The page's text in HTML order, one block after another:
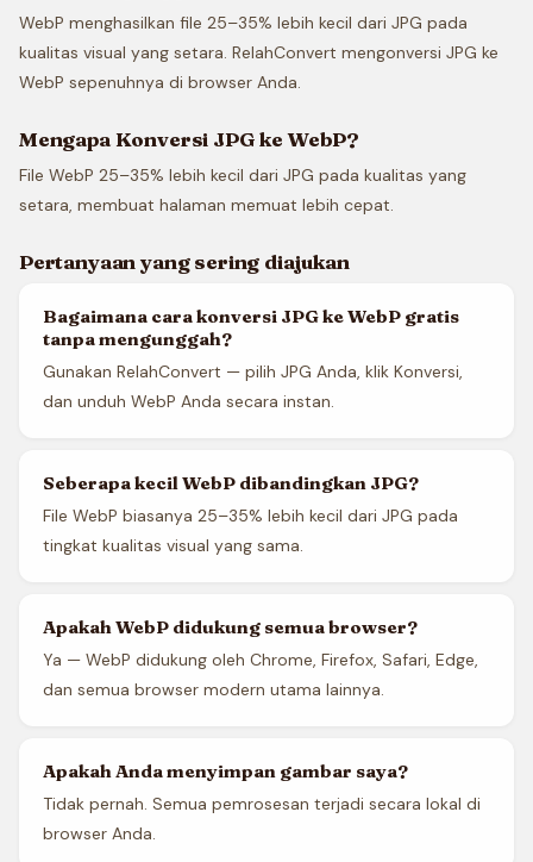
WebP menghasilkan file 25–35% lebih kecil dari JPG pada
kualitas visual yang setara. RelahConvert mengonversi JPG ke
WebP sepenuhnya di browser Anda.
Mengapa Konversi JPG ke WebP?
File WebP 25–35% lebih kecil dari JPG pada kualitas yang
setara, membuat halaman memuat lebih cepat.
Pertanyaan yang sering diajukan
Bagaimana cara konversi JPG ke WebP gratis
tanpa mengunggah?
Gunakan RelahConvert — pilih JPG Anda, klik Konversi,
dan unduh WebP Anda secara instan.
Seberapa kecil WebP dibandingkan JPG?
File WebP biasanya 25–35% lebih kecil dari JPG pada
tingkat kualitas visual yang sama.
Apakah WebP didukung semua browser?
Ya — WebP didukung oleh Chrome, Firefox, Safari, Edge,
dan semua browser modern utama lainnya.
Apakah Anda menyimpan gambar saya?
Tidak pernah. Semua pemrosesan terjadi secara lokal di
browser Anda.